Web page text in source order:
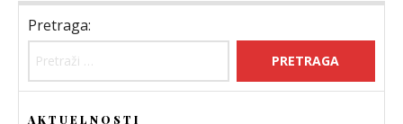
Pretraga:
AKTUELNOSTI